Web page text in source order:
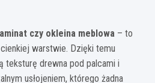
czy okleina meblowa – to
warstwie. Dzięki temu
teksturę drewna pod palcami i
usłojeniem, którego żadna